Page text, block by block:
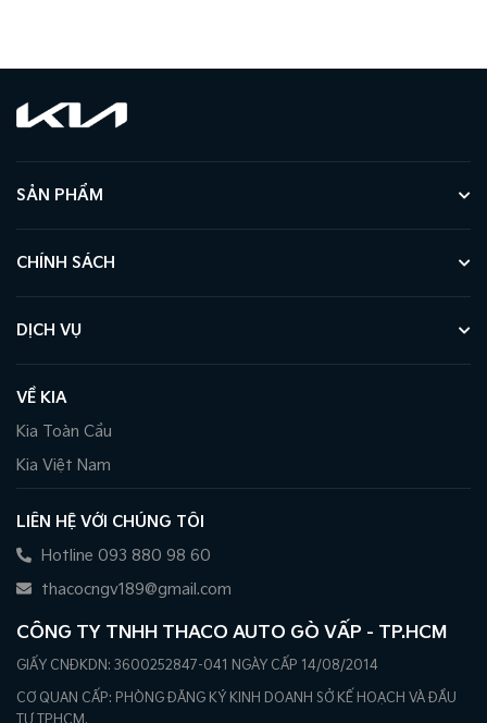
SẢN PHẨM
CHÍNH SÁCH
DỊCH VỤ
VỀ KIA
Kia Toàn Cầu
Kia Việt Nam
LIÊN HỆ VỚI CHÚNG TÔI
Hotline 093 880 98 60
thacocngv189@gmail.com
CÔNG TY TNHH THACO AUTO GÒ VẤP - TP.HCM
GIẤY CNĐKDN: 3600252847-041 NGÀY CẤP 14/08/2014
CƠ QUAN CẤP: PHÒNG ĐĂNG KÝ KINH DOANH SỞ KẾ HOẠCH VÀ ĐẦU